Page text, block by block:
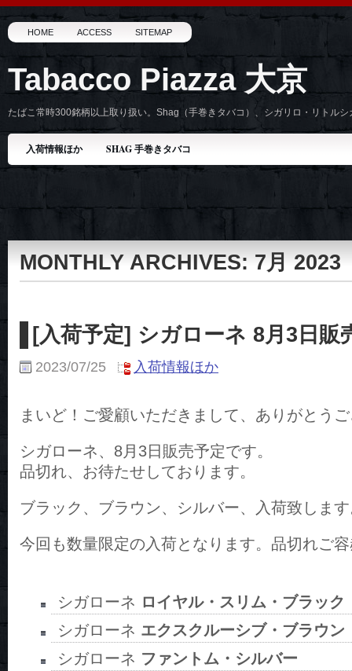
HOME ACCESS SITEMAP
Tabacco Piazza 大京
たばこ常時300銘柄以上取り扱い。Shag（手巻きタバコ）、シガリロ・リトル
入荷情報ほか SHAG 手巻きタバコ
MONTHLY ARCHIVES:7月 2023
[入荷予定] シガローネ 8月3日販
2023/07/25 入荷情報ほか
まいど！ご愛顧いただきまして、ありがとう
シガローネ、8月3日販売予定です。
品切れ、お待たせしております。
ブラック、ブラウン、シルバー、入荷致しま
今回も数量限定の入荷となります。品切れご
シガローネ ロイヤル・スリム・ブラック
シガローネ エクスクルーシブ・ブラウン
シガローネ ファントム・シルバー